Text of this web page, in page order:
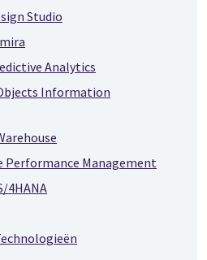
Studio
Analytics
Information
Performance Management
4HANA